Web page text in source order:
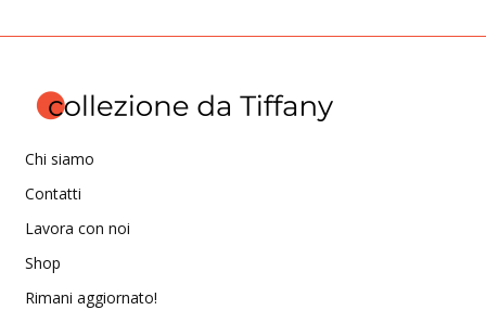
Chi siamo
Contatti
Lavora con noi
Shop
Rimani aggiornato!